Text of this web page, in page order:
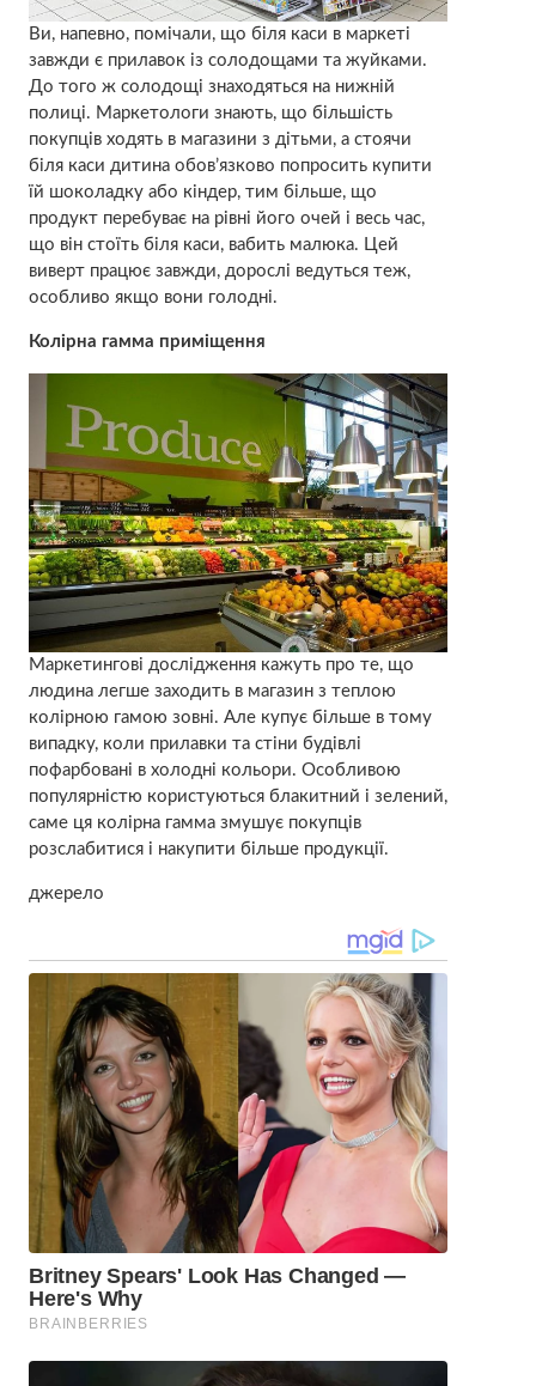
Ви, напевно, помічали, що біля каси в маркеті
завжди є прилавок із солодощами та жуйками.
До того ж солодощі знаходяться на нижній
полиці. Маркетологи знають, що більшість
покупців ходять в магазини з дітьми, а стоячи
біля каси дитина обов’язково попросить купити
їй шоколадку або кіндер, тим більше, що
продукт перебуває на рівні його очей і весь час,
що він стоїть біля каси, вабить малюка. Цей
виверт працює завжди, дорослі ведуться теж,
особливо якщо вони голодні.
Колірна гамма приміщення
Маркетингові дослідження кажуть про те, що
людина легше заходить в магазин з теплою
колірною гамою зовні. Але купує більше в тому
випадку, коли прилавки та стіни будівлі
пофарбовані в холодні кольори. Особливою
популярністю користуються блакитний і зелений,
саме ця колірна гамма змушує покупців
розслабитися і накупити більше продукції.
джерело